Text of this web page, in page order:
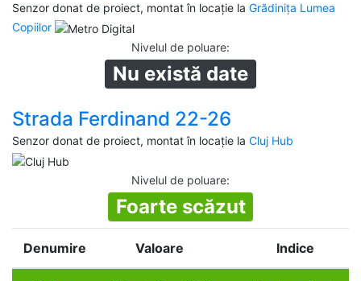
Senzor donat de proiect, montat în locație la Grădinița Lumea
Copiilor
Nivelul de poluare:
Nu există date
Strada Ferdinand 22-26
Senzor donat de proiect, montat în locație la Cluj Hub
Nivelul de poluare:
Foarte scăzut
Denumire Valoare Indice